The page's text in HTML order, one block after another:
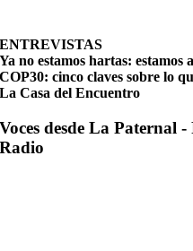
ENTREVISTAS
Ya no estamos hartas: estamos
COP30: cinco claves sobre lo
La Casa del Encuentro
Voces desde La Paternal
Radio